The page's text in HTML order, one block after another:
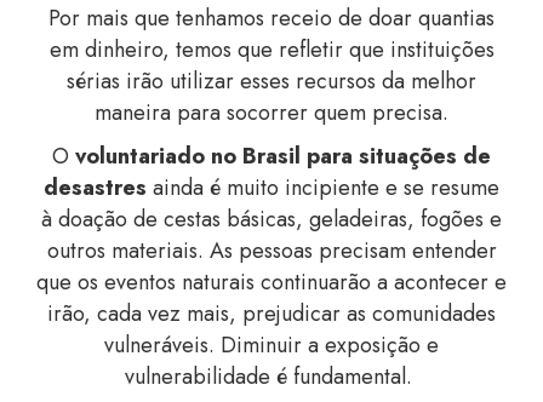
Por mais que tenhamos receio de doar quantias
em dinheiro, temos que refletir que instituições
sérias irão utilizar esses recursos da melhor
maneira para socorrer quem precisa.
O voluntariado no Brasil para situações de
desastres ainda é muito incipiente e se resume
à doação de cestas básicas, geladeiras, fogões e
outros materiais. As pessoas precisam entender
que os eventos naturais continuarão a acontecer e
irão, cada vez mais, prejudicar as comunidades
vulneráveis. Diminuir a exposição e
vulnerabilidade é fundamental.